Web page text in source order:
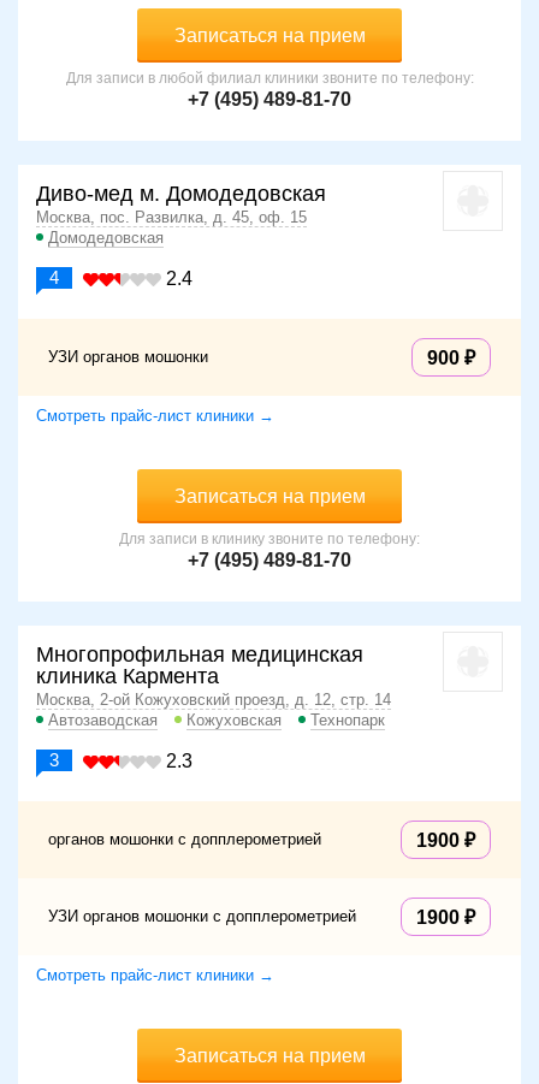
Записаться на прием
Для записи в любой филиал клиники звоните по телефону:
+7 (495) 489-81-70
Диво-мед м. Домодедовская
Москва, пос. Развилка, д. 45, оф. 15
Домодедовская
4 2.4
УЗИ органов мошонки 900
Смотреть прайс-лист клиники →
Записаться на прием
Для записи в клинику звоните по телефону:
+7 (495) 489-81-70
Многопрофильная медицинская
клиника Кармента
Москва, 2-ой Кожуховский проезд, д. 12, стр. 14
Автозаводская
Кожуховская Технопарк
3 2.3
органов мошонки с допплерометрией 1900
УЗИ органов мошонки с допплерометрией 1900
Смотреть прайс-лист клиники →
Записаться на прием